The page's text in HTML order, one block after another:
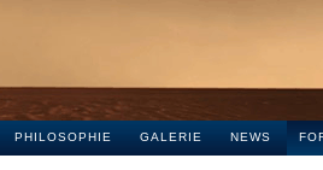
PHILOSOPHIE GALERIE NEWS